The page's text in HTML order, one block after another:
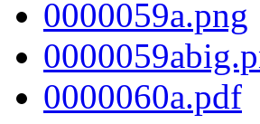
0000059a.png
0000060a.pdf